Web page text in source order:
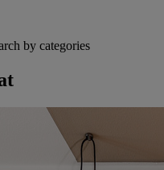
by categories